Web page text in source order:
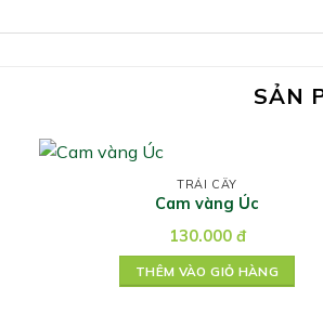
SẢN
TRÁI CÂY
Cam vàng Úc
130.000 đ
THÊM VÀO GIỎ HÀNG